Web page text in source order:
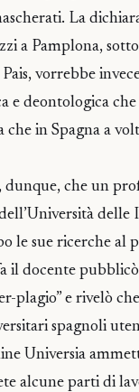
La
a Pamplona,
vorrebbe
e deontologica
che in Spagna a
che un
delle
le sue ricerche al
il docente
plagio” e rivelò
spagnoli
Universia
alcune parti di